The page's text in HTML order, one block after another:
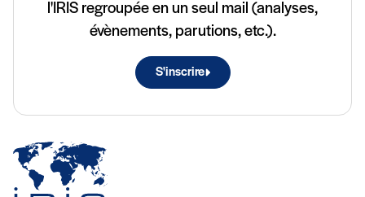
l'IRIS regroupée en un seul mail (analyses,
évènements, parutions, etc.).
S'inscrire